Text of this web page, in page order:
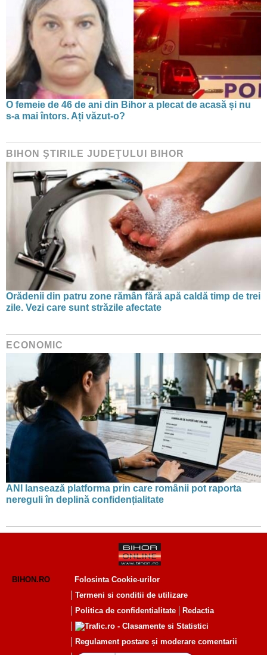
O femeie de 46 de ani din Bihor a plecat de acasă și nu
s-a mai întors. Ați văzut-o?
BIHON ŞTIRILE JUDEŢULUI BIHOR
Orădenii din patru zone rămân fără apă caldă timp de trei
zile. Vezi care sunt străzile afectate
ECONOMIC
ANI lansează platforma prin care românii pot raporta
nereguli în deplină confidențialitate
BIHON.RO
Folosinta Cookie-urilor
Termeni si conditii de utilizare
Politica de confidentialitate
Redactia
Regulament postare și moderare comentarii